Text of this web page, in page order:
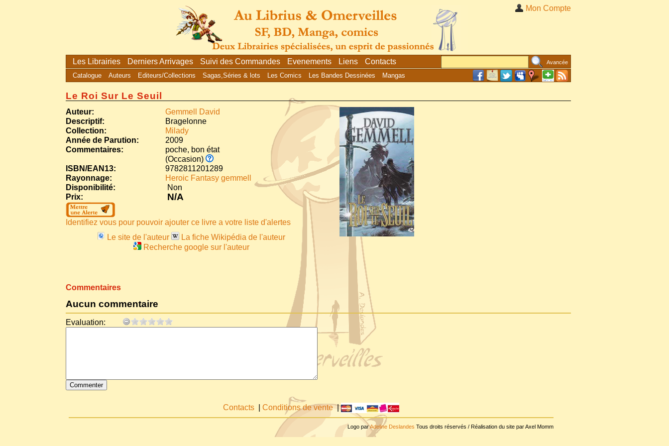
Mon Compte
Les Librairies Derniers Arrivages Suivi des Commandes Evenements Liens Contacts Avancée
Catalogue Auteurs Editeurs/Collections Sagas,Séries & lots Les Comics Les Bandes Dessinées Mangas
Le Roi Sur Le Seuil
Auteur:
Gemmell David
Descriptif:
Bragelonne
Collection:
Milady
Année de Parution:
2009
Commentaires:
poche, bon état
(Occasion)
ISBN/EAN13:
9782811201289
Rayonnage:
Heroic Fantasy gemmell
Disponibilité:
Non
Prix:
N/A
Identifiez vous pour pouvoir ajouter ce livre a votre liste d'alertes
Le site de l'auteur
La fiche Wikipédia de l'auteur
Recherche google sur l'auteur
Commentaires
Aucun commentaire
Evaluation:
Contacts |Conditions de vente|
Logo parAdeline Deslandes Tous droits réservés / Réalisation du site par Axel Momm